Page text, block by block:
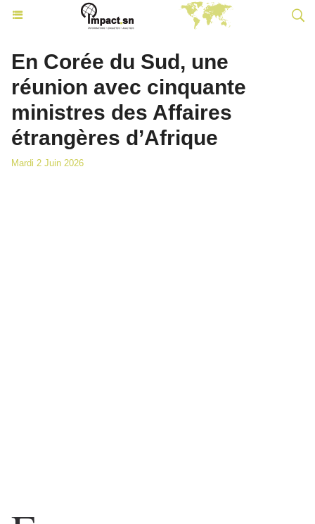
En Corée du Sud, une
réunion avec cinquante
ministres des Affaires
étrangères d’Afrique
Mardi 2 Juin 2026